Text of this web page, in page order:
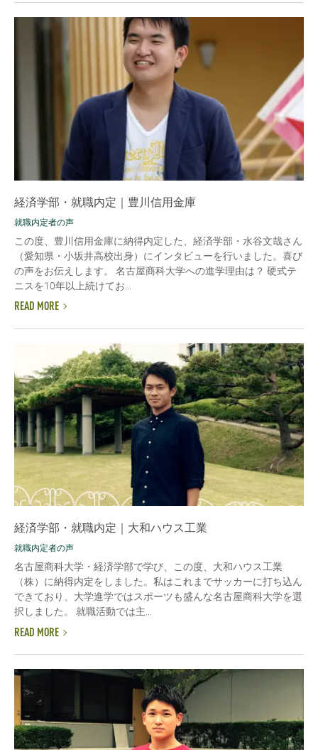
経済学部・就職内定｜豊川信用金庫
就職内定者の声
この度、豊川信用金庫に納得内定した、経済学部・水谷文哉さん
（愛知県・小坂井高校出身）にインタビューを行いました。喜び
の声をお伝えします。 名古屋商科大学への進学理由は？ 硬式テ
ニスを10年以上続けてお...
READ MORE
経済学部・就職内定｜大和ハウス工業
就職内定者の声
名古屋商科大学・経済学部で学び、この度、大和ハウス工業
（株）に納得内定をしました。私はこれまでサッカーに打ち込ん
できており、大学進学ではスポーツも盛んな名古屋商科大学を選
択しました。 就職活動では主...
READ MORE